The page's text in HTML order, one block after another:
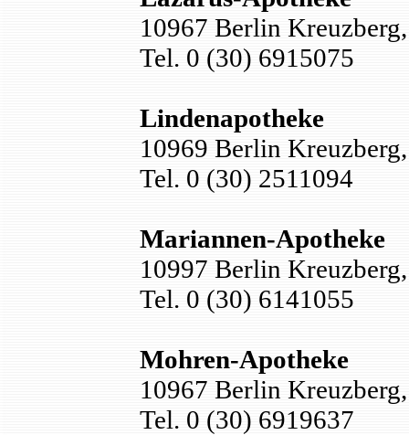
10967 Berlin
Tel. 0 (30) 6915075
Lindenapotheke
10969 Berlin
Tel. 0 (30) 2511094
Mariannen-Apotheke
10997 Berlin
Tel. 0 (30) 6141055
Mohren-Apotheke
10967 Berlin
Tel. 0 (30) 6919637